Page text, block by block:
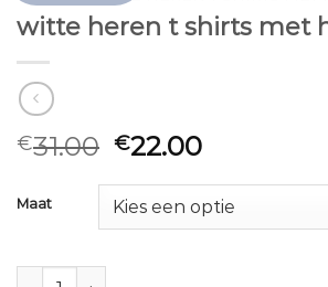
witte heren t shirts met
€31.00 €22.00
Maat
witte heren t shirts met hoge boord